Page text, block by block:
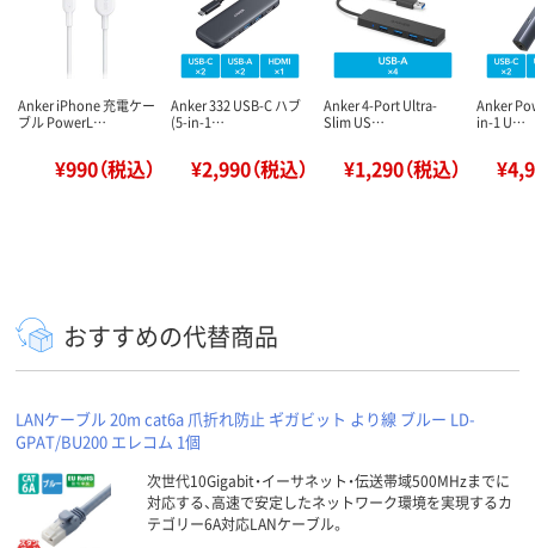
Anker iPhone 充電ケー
ブル PowerL…
¥990（税込）
Anker 332 USB-C ハブ
(5-in-1…
¥2,990（税込）
Anker 4-Port Ultra-
Slim US…
¥1,290（税込）
Anker
in-1 U…
おすすめの代替商品
LANケーブル 20m cat6a 爪折れ防止 ギガビット より線 ブルー LD-
GPAT/BU200 エレコム 1個
次世代10Gigabit・イーサネット・伝送帯域500MHzまでに
対応する、高速で安定したネットワーク環境を実現するカ
テゴリー6A対応LANケーブル。